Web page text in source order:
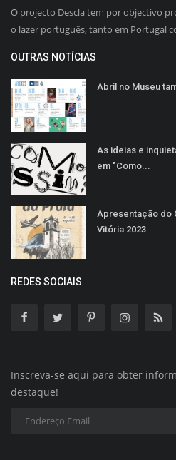
O projecto Descla tem por objectivo
o lazer português, tanto em Portugal
OUTRAS NOTÍCIAS
Abril no Museu
As ideias e
em "Como...
Apresentação do
Vitória 2023
REDES SOCIAIS
Inscreva-se aqui para obter
destaque!